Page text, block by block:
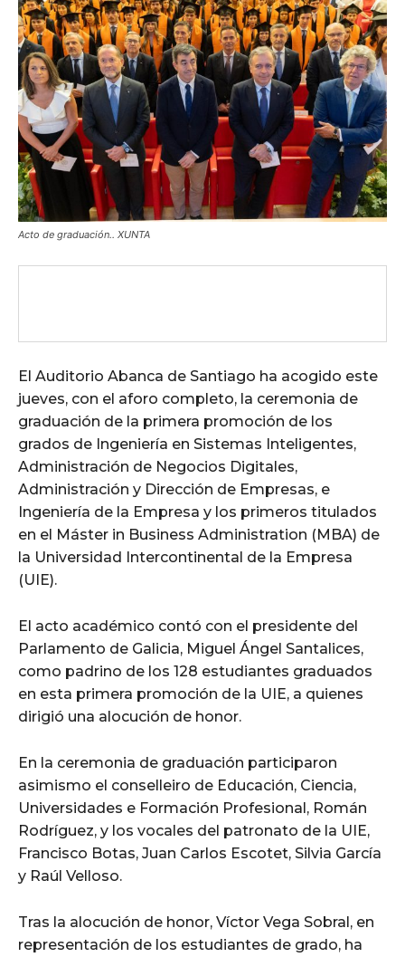
Acto de graduación.. XUNTA
El Auditorio Abanca de Santiago ha acogido este
jueves, con el aforo completo, la ceremonia de
graduación de la primera promoción de los
grados de Ingeniería en Sistemas Inteligentes,
Administración de Negocios Digitales,
Administración y Dirección de Empresas, e
Ingeniería de la Empresa y los primeros titulados
en el Máster in Business Administration (MBA) de
la Universidad Intercontinental de la Empresa
(UIE).
El acto académico contó con el presidente del
Parlamento de Galicia, Miguel Ángel Santalices,
como padrino de los 128 estudiantes graduados
en esta primera promoción de la UIE, a quienes
dirigió una alocución de honor.
En la ceremonia de graduación participaron
asimismo el conselleiro de Educación, Ciencia,
Universidades e Formación Profesional, Román
Rodríguez, y los vocales del patronato de la UIE,
Francisco Botas, Juan Carlos Escotet, Silvia García
y Raúl Velloso.
Tras la alocución de honor, Víctor Vega Sobral, en
representación de los estudiantes de grado, ha